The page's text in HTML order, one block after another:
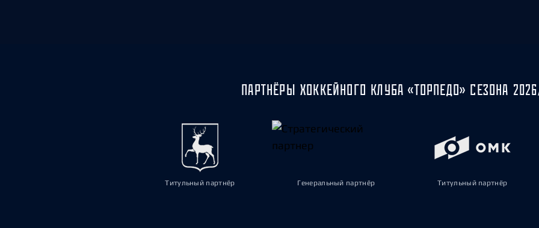
ПАРТНЁРЫ ХОККЕЙНОГО КЛУБА «ТОРПЕДО» СЕЗОНА
Титульный партнёр Генеральный партнёр Титульный партнёр